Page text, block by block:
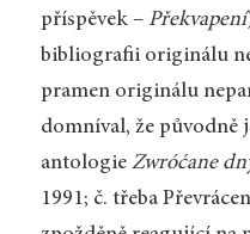
příspěvek – Překvapení
bibliografii originálu
pramen originálu
domníval, že původně
antologie Zwróćane
1991; č. třeba